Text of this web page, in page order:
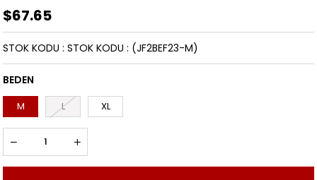
$67.65
(JF2BEF23-M)
STOK KODU STOK KODU
BEDEN
M L XL